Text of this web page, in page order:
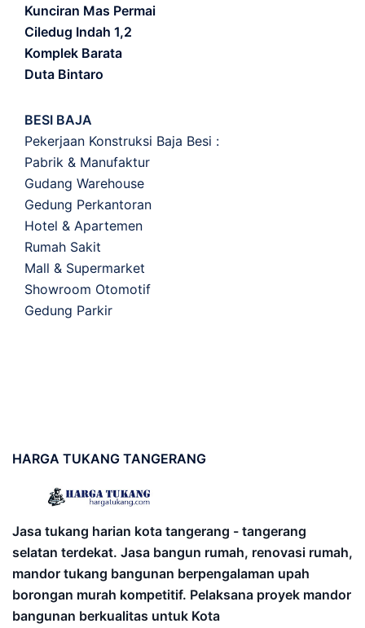
Kunciran Mas Permai
Ciledug Indah 1,2
Komplek Barata
Duta Bintaro
BESI BAJA
Pekerjaan Konstruksi Baja Besi :
Pabrik & Manufaktur
Gudang Warehouse
Gedung Perkantoran
Hotel & Apartemen
Rumah Sakit
Mall & Supermarket
Showroom Otomotif
Gedung Parkir
HARGA TUKANG TANGERANG
Jasa tukang harian kota tangerang - tangerang
selatan terdekat. Jasa bangun rumah, renovasi rumah,
mandor tukang bangunan berpengalaman upah
borongan murah kompetitif. Pelaksana proyek mandor
bangunan berkualitas untuk Kota